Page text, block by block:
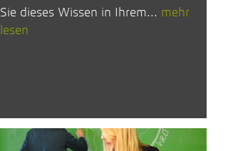
Sie dieses Wissen in Ihrem... mehr
lesen